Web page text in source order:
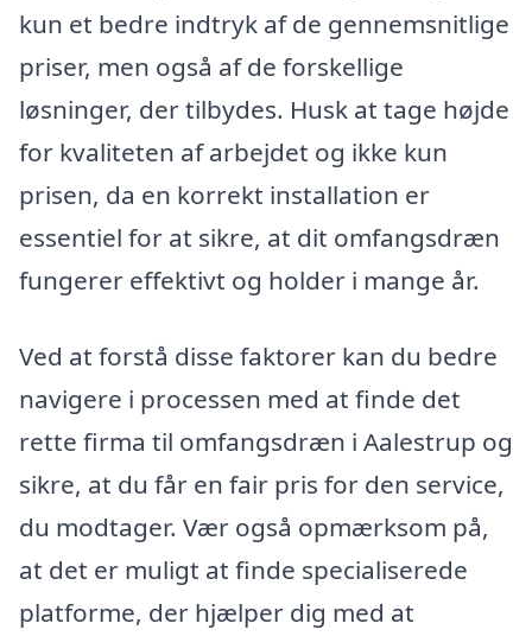
kun et bedre indtryk af de gennemsnitlige
priser, men også af de forskellige
løsninger, der tilbydes. Husk at tage højde
for kvaliteten af arbejdet og ikke kun
prisen, da en korrekt installation er
essentiel for at sikre, at dit omfangsdræn
fungerer effektivt og holder i mange år.
Ved at forstå disse faktorer kan du bedre
navigere i processen med at finde det
rette firma til omfangsdræn i Aalestrup og
sikre, at du får en fair pris for den service,
du modtager. Vær også opmærksom på,
at det er muligt at finde specialiserede
platforme, der hjælper dig med at